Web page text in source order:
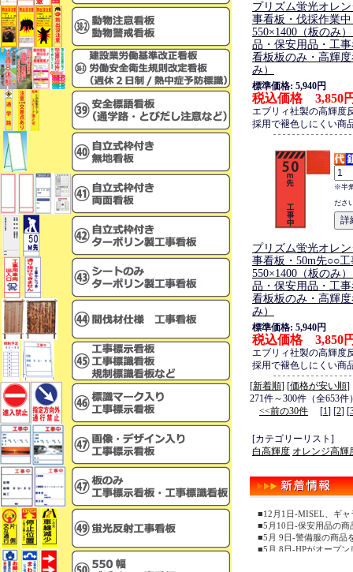
プリズム蛍光オレ
事看板・伐採作業
550×1400（板のみ
品・保安用品・工
看板板のみ・高輝
み）
標準価格: 5,940円
税込価格 3,850
エブリィ社製の高輝度
採用で褪色しにくい商
※半
ださ
プリズム蛍光オレ
事看板・50m先○○
550×1400（板のみ
品・保安用品・工
看板板のみ・高輝
み）
標準価格: 5,940円
税込価格 3,850
エブリィ社製の高輝度
採用で褪色しにくい商
[新着順] [価格が安い順]
271件～300件（全653件
<<前の30件 [1] [2] [
[カテゴリーリスト]
白高輝度 オレンジ高輝
■12月1日-MISEL、ギ
■5月10日-保安用品の商
■5月 9日-警備服の商品
■5月 8日-HPがオープン